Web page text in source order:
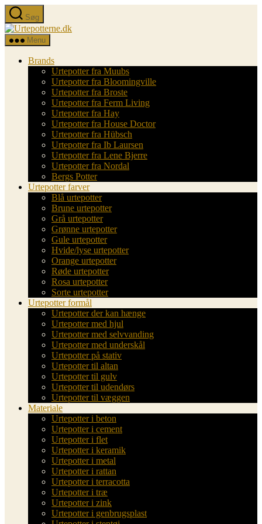
Spring
til
indholdet
Søg
Urtepotterne.dk
Menu
Brands
Urtepotter fra Muubs
Urtepotter fra Bloomingville
Urtepotter fra Broste
Urtepotter fra Ferm Living
Urtepotter fra Hay
Urtepotter fra House Doctor
Urtepotter fra Hübsch
Urtepotter fra Ib Laursen
Urtepotter fra Lene Bjerre
Urtepotter fra Nordal
Bergs Potter
Urtepotter farver
Blå urtepotter
Brune urtepotter
Grå urtepotter
Grønne urtepotter
Gule urtepotter
Hvide/lyse urtepotter
Orange urtepotter
Røde urtepotter
Rosa urtepotter
Sorte urtepotter
Urtepotter formål
Urtepotter der kan hænge
Urtepotter med hjul
Urtepotter med selvvanding
Urtepotter med underskål
Urtepotter på stativ
Urtepotter til altan
Urtepotter til gulv
Urtepotter til udendørs
Urtepotter til væggen
Materiale
Urtepotter i beton
Urtepotter i cement
Urtepotter i flet
Urtepotter i keramik
Urtepotter i metal
Urtepotter i rattan
Urtepotter i terracotta
Urtepotter i træ
Urtepotter i zink
Urtepotter i genbrugsplast